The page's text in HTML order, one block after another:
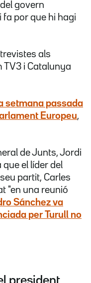
govern
por que hi hagi
als
i Catalunya
setmana passada
Europeu,
de Junts, Jordi
que el líder del
partit, Carles
"en una reunió
Sánchez va
per Turull no